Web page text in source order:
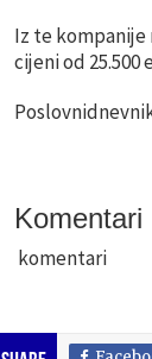
Iz te kompanije
cijeni od 25.500
Komentari
komentari